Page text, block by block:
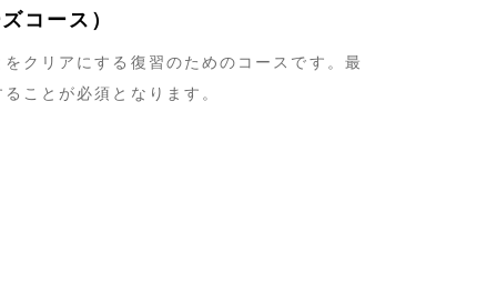
コース）
クリアにする復習のためのコースです。最
ことが必須となります。